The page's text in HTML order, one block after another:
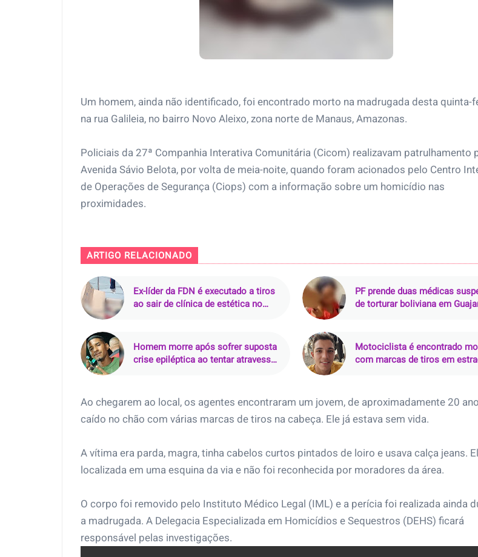
Um homem, ainda não identificado, foi encontrado morto na madrugada desta quinta-
na rua Galileia, no bairro Novo Aleixo, zona norte de Manaus, Amazonas.
Policiais da 27ª Companhia Interativa Comunitária (Cicom) realizavam patrulhamento
Avenida Sávio Belota, por volta de meia-noite, quando foram acionados pelo Centro
de Operações de Segurança (Ciops) com a informação sobre um homicídio nas
proximidades.
ARTIGO RELACIONADO
Ex-líder da FDN é executado a tiros
ao sair de clínica de estética no
PF prende duas médicas
de torturar boliviana em
Homem morre após sofrer suposta
crise epiléptica ao tentar atravessar
Motociclista é encontrado
com marcas de tiros em
Ao chegarem ao local, os agentes encontraram um jovem, de aproximadamente 20
caído no chão com várias marcas de tiros na cabeça. Ele já estava sem vida.
A vítima era parda, magra, tinha cabelos curtos pintados de loiro e usava calça jeans.
localizada em uma esquina da via e não foi reconhecida por moradores da área.
O corpo foi removido pelo Instituto Médico Legal (IML) e a perícia foi realizada ainda
a madrugada. A Delegacia Especializada em Homicídios e Sequestros (DEHS) ficará
responsável pelas investigações.